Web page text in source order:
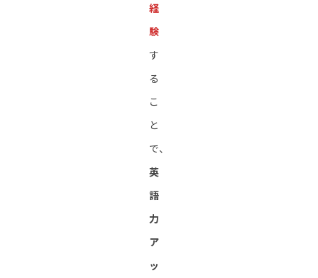
経
験
す
る
こ
と
で、
英
語
力
ア
ッ